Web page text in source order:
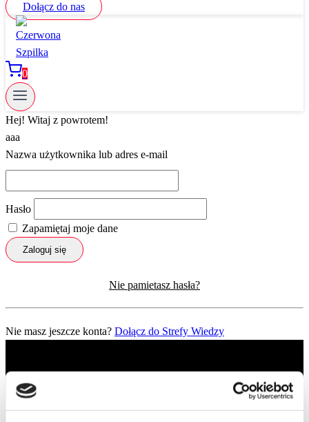
Dołącz do nas
0
Hej! Witaj z powrotem!
aaa
Nazwa użytkownika lub adres e-mail
Hasło
Zapamiętaj moje dane
Zaloguj się
Nie pamietasz hasła?
Nie masz jeszcze konta? Dołącz do Strefy Wiedzy